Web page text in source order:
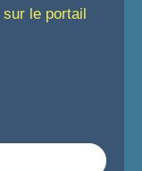
sur le portail